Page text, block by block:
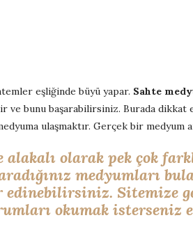
eşliğinde büyü yapar. Sahte
ve bunu başarabilirsiniz. Burada dikkat
ulaşmaktır. Gerçek bir medyum
olarak pek çok
medyumları
Sitemize
okumak isterseniz